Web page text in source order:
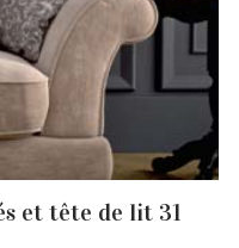
et tête de lit 31